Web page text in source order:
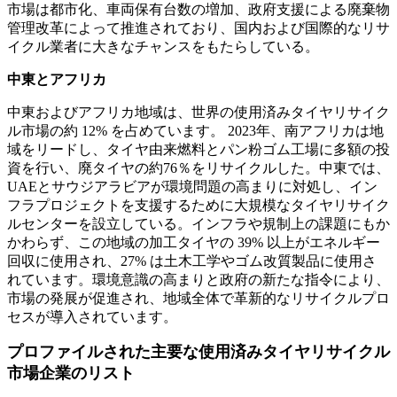
市場は都市化、車両保有台数の増加、政府支援による廃棄物
管理改革によって推進されており、国内および国際的なリサ
イクル業者に大きなチャンスをもたらしている。
中東とアフリカ
中東およびアフリカ地域は、世界の使用済みタイヤリサイク
ル市場の約 12% を占めています。 2023年、南アフリカは地
域をリードし、タイヤ由来燃料とパン粉ゴム工場に多額の投
資を行い、廃タイヤの約76％をリサイクルした。中東では、
UAEとサウジアラビアが環境問題の高まりに対処し、イン
フラプロジェクトを支援するために大規模なタイヤリサイク
ルセンターを設立している。インフラや規制上の課題にもか
かわらず、この地域の加工タイヤの 39% 以上がエネルギー
回収に使用され、27% は土木工学やゴム改質製品に使用さ
れています。環境意識の高まりと政府の新たな指令により、
市場の発展が促進され、地域全体で革新的なリサイクルプロ
セスが導入されています。
プロファイルされた主要な使用済みタイヤリサイクル
市場企業のリスト